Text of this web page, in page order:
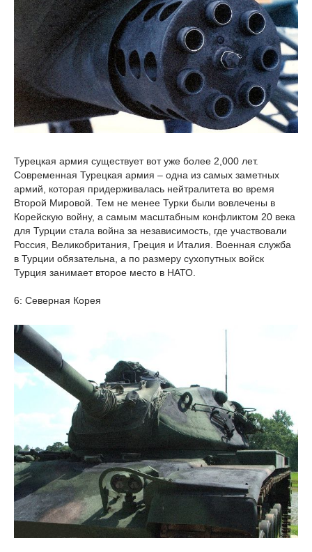
Турецкая армия существует вот уже более 2,000 лет.
Современная Турецкая армия – одна из самых заметных
армий, которая придерживалась нейтралитета во время
Второй Мировой. Тем не менее Турки были вовлечены в
Корейскую войну, а самым масштабным конфликтом 20 века
для Турции стала война за независимость, где участвовали
Россия, Великобритания, Греция и Италия. Военная служба
в Турции обязательна, а по размеру сухопутных войск
Турция занимает второе место в НАТО.
6: Северная Корея